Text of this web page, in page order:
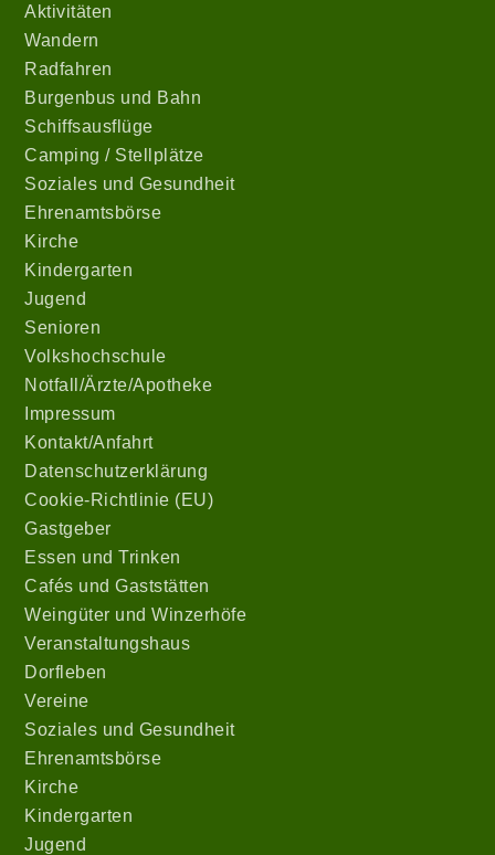
Aktivitäten
Wandern
Radfahren
Burgenbus und Bahn
Schiffsausflüge
Camping / Stellplätze
Soziales und Gesundheit
Ehrenamtsbörse
Kirche
Kindergarten
Jugend
Senioren
Volkshochschule
Notfall/Ärzte/Apotheke
Impressum
Kontakt/Anfahrt
Datenschutzerklärung
Cookie-Richtlinie (EU)
Gastgeber
Essen und Trinken
Cafés und Gaststätten
Weingüter und Winzerhöfe
Veranstaltungshaus
Dorfleben
Vereine
Soziales und Gesundheit
Ehrenamtsbörse
Kirche
Kindergarten
Jugend